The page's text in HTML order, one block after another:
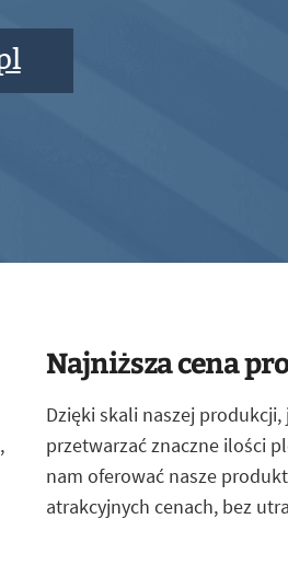
Najniższa cena
Dzięki skali naszej
przetwarzać znaczne ilości
nam oferować nasze
atrakcyjnych cenach, bez